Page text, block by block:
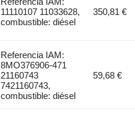
11110107 11033628,
combustible: diésel
350,81 €
Referencia IAM:
8MO376906-471
21160743
7421160743,
combustible: diésel
59,68 €